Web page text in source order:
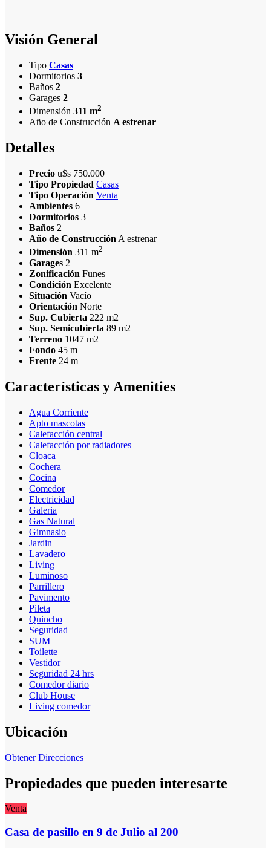
Visión General
Tipo Casas
Dormitorios 3
Baños 2
Garages 2
Dimensión 311 m2
Año de Construcción A estrenar
Detalles
Precio u$s 750.000
Tipo Propiedad Casas
Tipo Operación Venta
Ambientes 6
Dormitorios 3
Baños 2
Año de Construcción A estrenar
Dimensión 311 m2
Garages 2
Zonificación Funes
Condición Excelente
Situación Vacío
Orientación Norte
Sup. Cubierta 222 m2
Sup. Semicubierta 89 m2
Terreno 1047 m2
Fondo 45 m
Frente 24 m
Características y Amenities
Agua Corriente
Apto mascotas
Calefacción central
Calefacción por radiadores
Cloaca
Cochera
Cocina
Comedor
Electricidad
Galeria
Gas Natural
Gimnasio
Jardin
Lavadero
Living
Luminoso
Parrillero
Pavimento
Pileta
Quincho
Seguridad
SUM
Toilette
Vestidor
Seguridad 24 hrs
Comedor diario
Club House
Living comedor
Ubicación
Obtener Direcciones
Propiedades que pueden interesarte
Venta
Casa de pasillo en 9 de Julio al 200